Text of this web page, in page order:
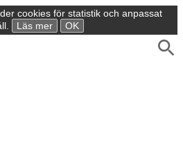
cookies för statistik och anpassat
Läs mer OK